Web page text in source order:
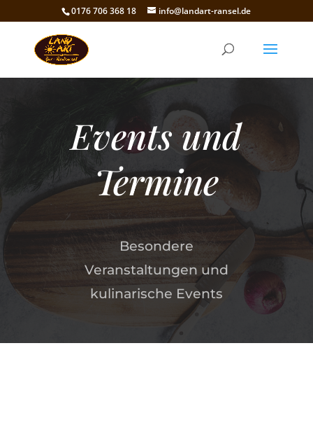
0176 706 368 18 info@landart-ransel.de
Events und
Termine
Besondere
Veranstaltungen und
kulinarische Events